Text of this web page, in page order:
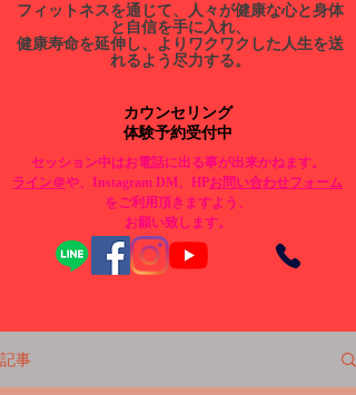
​フィットネスを通じて、人々が健康な心と身体
と自信を手に入れ、
健康寿命を延伸し、よりワクワクした人生を送
れるよう尽力する。
カウンセリング
体験予約受付中
セッション中はお電話に出る事が出来かねます。
​ライン＠や、Instagram DM、HPお問い合わせフォーム
をご利用頂きますよう、
お願い致します。
記事